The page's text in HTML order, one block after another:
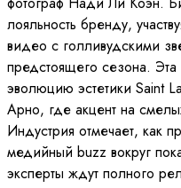
лояльность бренду,
видео с голливудскими
предстоящего сезона.
эволюцию эстетики Saint
Арно, где акцент на
Индустрия отмечает, как
медийный buzz вокруг
эксперты ждут полного